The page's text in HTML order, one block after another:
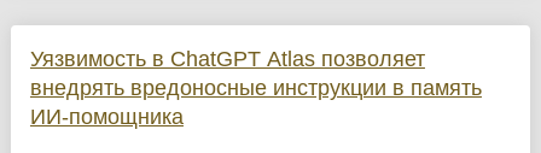
Уязвимость в ChatGPT Atlas позволяет
внедрять вредоносные инструкции в память
ИИ-помощника